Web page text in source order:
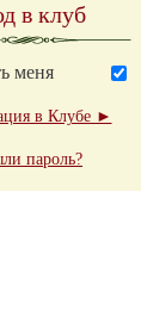
в клуб
меня
в Клубе ►
пароль?